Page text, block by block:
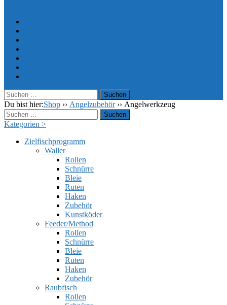
Suchen
nach:
Du bist hier:Shop ›› Angelzubehör›› Angelwerkzeug
Suchen
nach:
Kategorien >
Zielfischprogramm
Waller
Rollen
Schnürre
Bleie
Ruten
Haken
Zubehör
Kunstköder
Feeder/Method
Rollen
Schnürre
Bleie
Ruten
Haken
Zubehör
Raubfisch
Rollen